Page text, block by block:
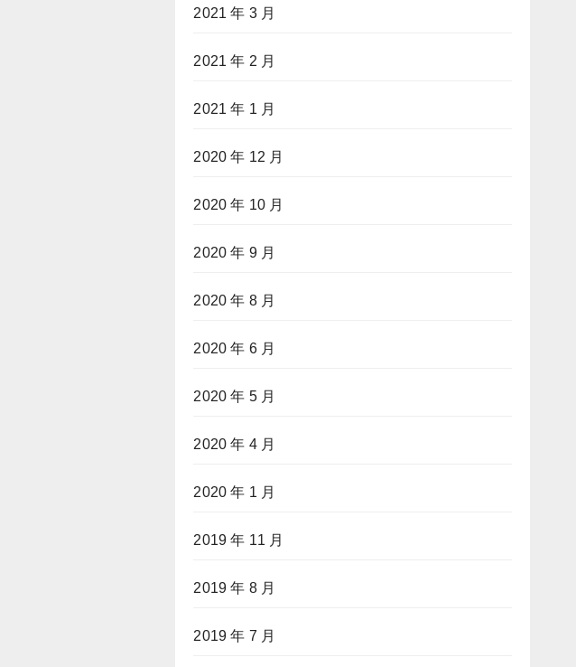
2021 年 3 月
2021 年 2 月
2021 年 1 月
2020 年 12 月
2020 年 10 月
2020 年 9 月
2020 年 8 月
2020 年 6 月
2020 年 5 月
2020 年 4 月
2020 年 1 月
2019 年 11 月
2019 年 8 月
2019 年 7 月